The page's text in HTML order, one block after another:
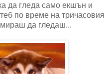
да гледа само екшън и
по време на тричасовия
да гледаш...